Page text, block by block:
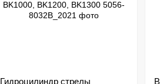
Гидроцилиндр стрелы